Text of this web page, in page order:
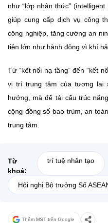
như “lớp nhận thức” (intelligent
giúp cung cấp dịch vụ công
công nghiệp, tăng cường an
tiên lớn như hành động vì khí
Từ “kết nối hạ tầng” đến “kết
vị trí trung tâm của tương lai
hướng, mà để tái cấu trúc
cộng đồng số bao trùm, an
trung tâm
Từ
khoá:
trí tuệ nhân tạo
Hội nghị Bộ trưởng Số
Thêm MST trên Google